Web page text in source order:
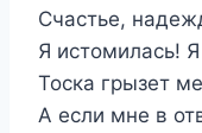
Счастье,
Я истомилась!
Тоска грызет
А если мне в